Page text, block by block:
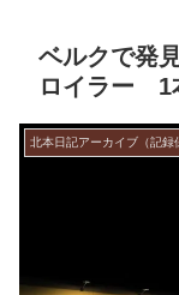
ベルクで発
ロイラー 1
北本日記アーカイブ（記録